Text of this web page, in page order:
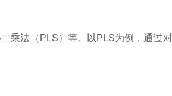
乘法（PLS）等。以PLS为例，通过